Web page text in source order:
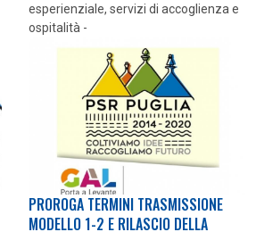
esperienziale, servizi di accoglienza e
ospitalità -
PROROGA TERMINI TRASMISSIONE
MODELLO 1-2 E RILASCIO DELLA